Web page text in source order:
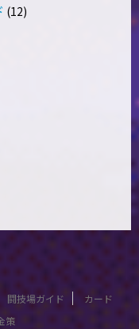
(12)
闘技場ガイド
カード
策